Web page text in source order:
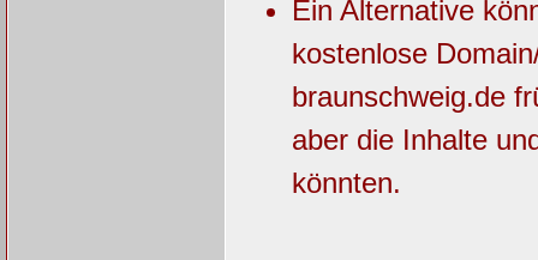
Ein Alternative
kostenlose
braunschweig.de
aber die Inhalte
könnten.